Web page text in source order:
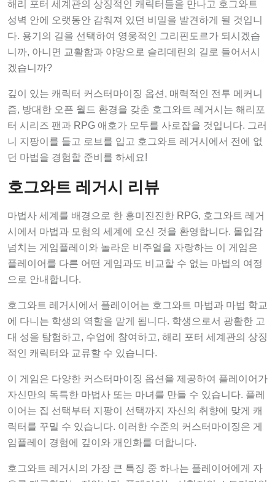
성벽 안에 오랫동안 감춰져 있던 비밀을 발견하게 될 것입니
다. 용기의 길을 선택하여 영웅적인 그리핀도르가 되시겠습
니까, 아니면 교활함과 야망으로 슬리데린의 길로 들어서시
겠습니까?
깊이 있는 캐릭터 커스터마이징 옵션, 매력적인 전투 메커니
즘, 방대한 오픈 월드 환경을 갖춘 호그와트 레거시는 해리포
터 시리즈 팬과 RPG 애호가 모두를 사로잡을 것입니다. 그러
니 지팡이를 들고 로브를 입고 호그와트 레거시에서 전에 없
던 마법을 경험할 준비를 하세요!
호그와트 레거시 리뷰
마법사 세계를 배경으로 한 흥미진진한 RPG, 호그와트 레거
시에서 마법과 모험의 세계에 오신 것을 환영합니다. 몰입감
넘치는 게임플레이와 놀라운 비주얼을 자랑하는 이 게임은
플레이어를 다른 어떤 게임과도 비교할 수 없는 마법의 여정
으로 안내합니다.
호그와트 레거시에서 플레이어는 호그와트 마법과 마법 학교
에 다니는 학생의 역할을 맡게 됩니다. 학생으로서 광활한 고
대 성을 탐험하고, 수업에 참여하고, 해리 포터 세계관의 상징
적인 캐릭터와 교류할 수 있습니다.
이 게임은 다양한 커스터마이징 옵션을 제공하여 플레이어가
자신만의 독특한 마법사 또는 마녀를 만들 수 있습니다. 플레
이어는 집 선택부터 지팡이 선택까지 자신의 취향에 맞게 캐
릭터를 꾸밀 수 있습니다. 이러한 수준의 커스터마이징은 게
임플레이 경험에 깊이와 개인화를 더합니다.
호그와트 레거시의 가장 큰 특징 중 하나는 플레이어에게 자